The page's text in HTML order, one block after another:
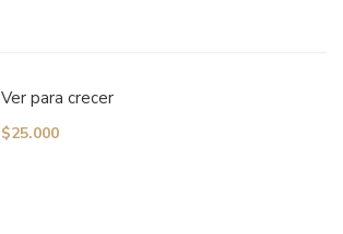
Ver para crecer
$25.000